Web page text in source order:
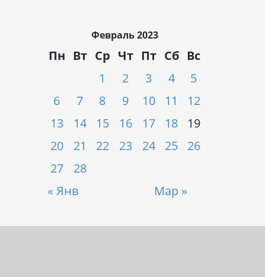
Февраль 2023
Пн Вт Ср Чт Пт Сб Вс
« Янв Мар »
1 2 3 4
5
6
7 8 9 10 11
12
13
14 15 16 17 18
19
20
21 22 23 24 25
26
27
28